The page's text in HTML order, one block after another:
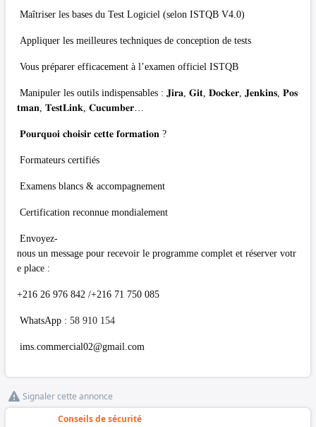
Maîtriser les bases du Test Logiciel (selon ISTQB V4.0)
Appliquer les meilleures techniques de conception de tests
Vous préparer efficacement à l’examen officiel ISTQB
Manipuler les outils indispensables : 𝐉𝐢𝐫𝐚, 𝐆𝐢𝐭, 𝐃𝐨𝐜𝐤𝐞𝐫, 𝐉𝐞𝐧𝐤𝐢𝐧𝐬, 𝐏𝐨𝐬
𝐭𝐦𝐚𝐧, 𝐓𝐞𝐬𝐭𝐋𝐢𝐧𝐤, 𝐂𝐮𝐜𝐮𝐦𝐛𝐞𝐫…
𝐏𝐨𝐮𝐫𝐪𝐮𝐨𝐢 𝐜𝐡𝐨𝐢𝐬𝐢𝐫 𝐜𝐞𝐭𝐭𝐞 𝐟𝐨𝐫𝐦𝐚𝐭𝐢𝐨𝐧 ?
Formateurs certifiés
Examens blancs & accompagnement
Certification reconnue mondialement
Envoyez-
nous un message pour recevoir le programme complet et réserver votr
e place :
+216 26 976 842 /+216 71 750 085
WhatsApp : 58 910 154
ims.commercial02@gmail.com
Signaler cette annonce
Conseils de sécurité